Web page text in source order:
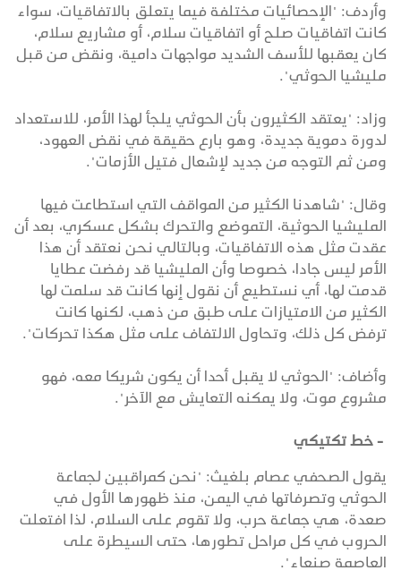
وأردف: "الإحصائيات مختلفة فيما يتعلق بالاتفاقيات، سواء
كانت اتفاقيات صلح أو اتفاقيات سلام، أو مشاريع سلام،
كان يعقبها للأسف الشديد مواجهات دامية، ونقض من قبل
مليشيا الحوثي".
وزاد: "يعتقد الكثيرون بأن الحوثي يلجأ لهذا الأمر، للاستعداد
لدورة دموية جديدة، وهو بارع حقيقة في نقض العهود،
ومن ثم التوجه من جديد لإشعال فتيل الأزمات".
وقال: "شاهدنا الكثير من المواقف التي استطاعت فيها
المليشيا الحوثية، التموضع والتحرك بشكل عسكري، بعد أن
عقدت مثل هذه الاتفاقيات، وبالتالي نحن نعتقد أن هذا
الأمر ليس جادا، خصوصا وأن المليشيا قد رفضت عطايا
قدمت لها، أي نستطيع أن نقول إنها كانت قد سلمت لها
الكثير من الامتيازات على طبق من ذهب، لكنها كانت
ترفض كل ذلك، وتحاول الالتفاف على مثل هكذا تحركات".
وأضاف: "الحوثي لا يقبل أحدا أن يكون شريكا معه، فهو
مشروع موت، ولا يمكنه التعايش مع الآخر".
- خط تكتيكي
يقول الصحفي عصام بلغيث: "نحن كمراقبين لجماعة
الحوثي وتصرفاتها في اليمن، منذ ظهورها الأول في
صعدة، هي جماعة حرب، ولا تقوم على السلام، لذا افتعلت
الحروب في كل مراحل تطورها، حتى السيطرة على
العاصمة صنعاء".